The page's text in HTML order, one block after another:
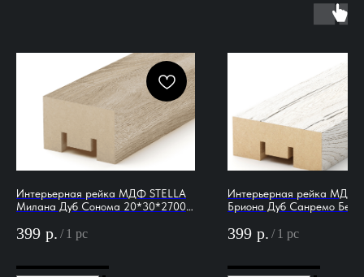
Интерьерная рейка МДФ STELLA
Милана Дуб Сонома 20*30*2700
399 р. / 1 pc
Интерьерная рейка МДФ
Бриона Дуб Санремо
399 р. / 1 pc